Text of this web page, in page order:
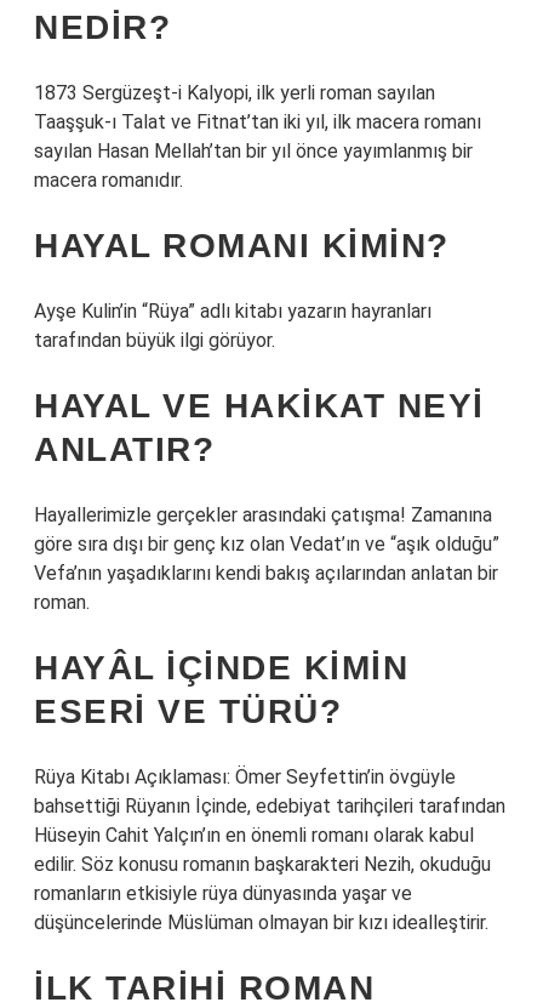
NEDIR?
1873 Sergüzeşt-i Kalyopi, ilk yerli roman sayılan
Taaşşuk-ı Talat ve Fitnat’tan iki yıl, ilk macera romanı
sayılan Hasan Mellah’tan bir yıl önce yayımlanmış bir
macera romanıdır.
HAYAL ROMANI KIMIN?
Ayşe Kulin’in “Rüya” adlı kitabı yazarın hayranları
tarafından büyük ilgi görüyor.
HAYAL VE HAKIKAT NEYI
ANLATIR?
Hayallerimizle gerçekler arasındaki çatışma! Zamanına
göre sıra dışı bir genç kız olan Vedat’ın ve “aşık olduğu”
Vefa’nın yaşadıklarını kendi bakış açılarından anlatan bir
roman.
HAYÂL İÇINDE KIMIN
ESERI VE TÜRÜ?
Rüya Kitabı Açıklaması: Ömer Seyfettin’in övgüyle
bahsettiği Rüyanın İçinde, edebiyat tarihçileri tarafından
Hüseyin Cahit Yalçın’ın en önemli romanı olarak kabul
edilir. Söz konusu romanın başkarakteri Nezih, okuduğu
romanların etkisiyle rüya dünyasında yaşar ve
düşüncelerinde Müslüman olmayan bir kızı idealleştirir.
İLK TARIHI ROMAN